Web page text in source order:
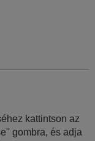
kattintson az
gombra, és adja